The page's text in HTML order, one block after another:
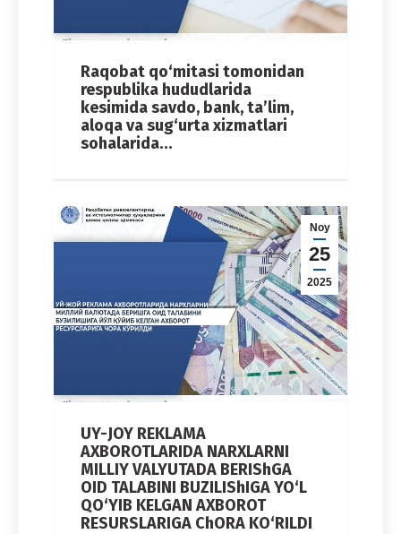
Raqobat qo‘mitasi tomonidan
respublika hududlarida
kesimida savdo, bank, ta’lim,
aloqa va sug‘urta xizmatlari
sohalarida…
Noy
25
2025
UY-JOY REKLAMA
AXBOROTLARIDA NARXLARNI
MILLIY VALYUTADA BERIShGA
OID TALABINI BUZILIShIGA YO‘L
QO‘YIB KELGAN AXBOROT
RESURSLARIGA ChORA KO‘RILDI